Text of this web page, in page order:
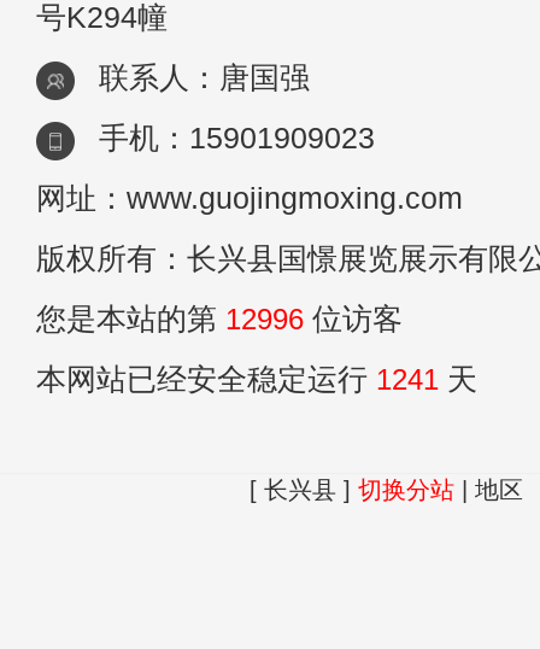
号K294幢
联系人：唐国强
手机：15901909023
网址：www.guojingmoxing.com
版权所有：长兴县国憬展览展示有限
您是本站的第 12996 位访客
本网站已经安全稳定运行 1241 天
[ 长兴县 ] 切换分站| 地区